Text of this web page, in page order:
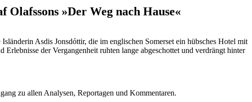
»Der Weg nach Hause«
Asdis Jonsdóttir, die im englischen Somerset ein hübsches Hotel mit
der Vergangenheit ruhten lange abgeschottet und verdrängt hinter
zu allen Analysen, Reportagen und Kommentaren.